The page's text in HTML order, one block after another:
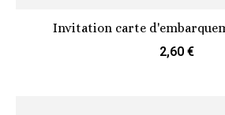
Invitation carte
2,60 €